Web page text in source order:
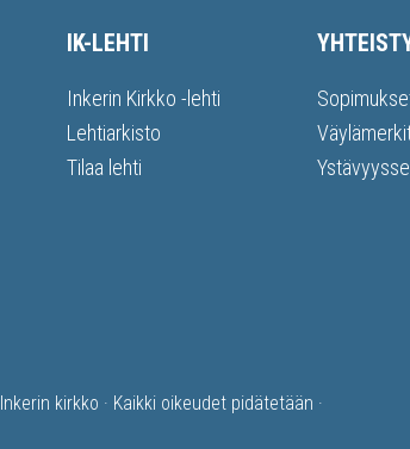
IK-LEHTI
Inkerin Kirkko -lehti
Lehtiarkisto
Tilaa lehti
Inkerin kirkko · Kaikki oikeudet pidätetään ·